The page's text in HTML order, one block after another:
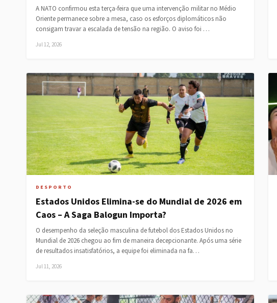
A NATO confirmou esta terça-feira que uma intervenção militar no Médio
Oriente permanece sobre a mesa, caso os esforços diplomáticos não
consigam travar a escalada de tensão na região. O aviso foi …
Jul 12, 2026
DESPORTO
Estados Unidos Elimina-se do Mundial de 2026 em
Caos – A Saga Balogun Importa?
O desempenho da seleção masculina de futebol dos Estados Unidos no
Mundial de 2026 chegou ao fim de maneira decepcionante. Após uma série
de resultados insatisfatórios, a equipe foi eliminada na fa…
Jul 11, 2026